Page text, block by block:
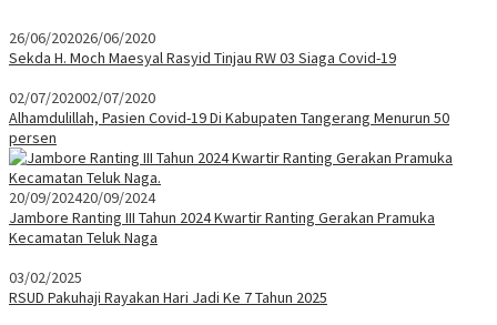
26/06/202026/06/2020
Sekda H. Moch Maesyal Rasyid Tinjau RW 03 Siaga Covid-19
02/07/202002/07/2020
Alhamdulillah, Pasien Covid-19 Di Kabupaten Tangerang Menurun 50
persen
20/09/202420/09/2024
Jambore Ranting III Tahun 2024 Kwartir Ranting Gerakan Pramuka
Kecamatan Teluk Naga
03/02/2025
RSUD Pakuhaji Rayakan Hari Jadi Ke 7 Tahun 2025